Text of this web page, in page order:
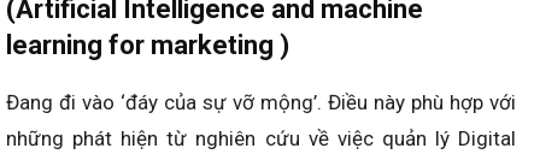
(Artificial Intelligence and machine
learning for marketing )
Đang đi vào ‘đáy của sự vỡ mộng’. Điều này phù hợp với
những phát hiện từ nghiên cứu về việc quản lý Digital